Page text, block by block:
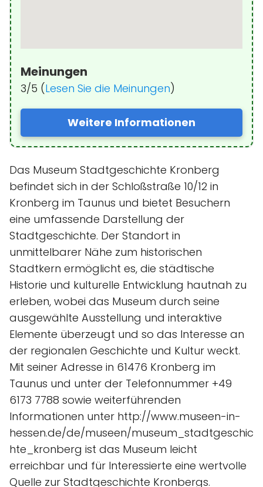
Meinungen
3/5 (Lesen Sie die Meinungen)
Weitere Informationen
Das Museum Stadtgeschichte Kronberg
befindet sich in der Schloßstraße 10/12 in
Kronberg im Taunus und bietet Besuchern
eine umfassende Darstellung der
Stadtgeschichte. Der Standort in
unmittelbarer Nähe zum historischen
Stadtkern ermöglicht es, die städtische
Historie und kulturelle Entwicklung hautnah zu
erleben, wobei das Museum durch seine
ausgewählte Ausstellung und interaktive
Elemente überzeugt und so das Interesse an
der regionalen Geschichte und Kultur weckt.
Mit seiner Adresse in 61476 Kronberg im
Taunus und unter der Telefonnummer +49
6173 7788 sowie weiterführenden
Informationen unter http://www.museen-in-
hessen.de/de/museen/museum_stadtgeschic
hte_kronberg ist das Museum leicht
erreichbar und für Interessierte eine wertvolle
Quelle zur Stadtgeschichte Kronbergs.